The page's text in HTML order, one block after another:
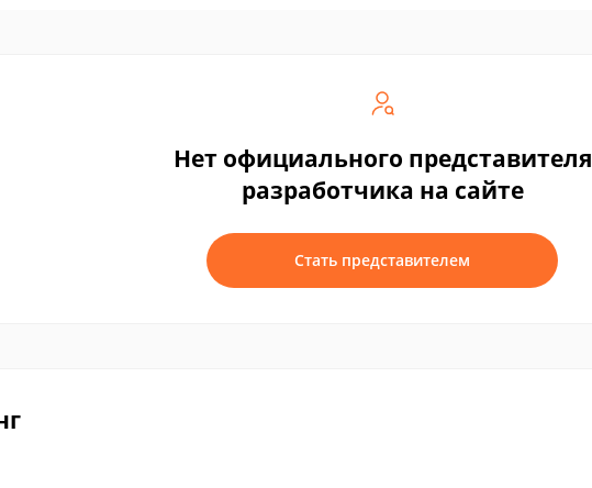
Нет официального представителя
разработчика на сайте
Стать представителем